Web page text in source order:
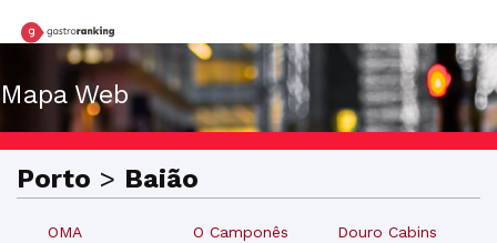
Mapa Web
Porto > Baião
OMA
O Camponês
Douro Cabins